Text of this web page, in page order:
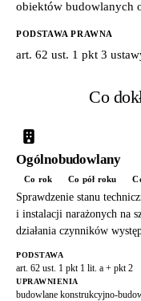
obiektów budowlanych
PODSTAWA PRAWNA
art. 62 ust. 1 pkt 3
Co
Ogólnobudowlany
Co rok Co pół roku
Sprawdzenie stanu
i instalacji narażonych na
działania czynników
PODSTAWA
art. 62 ust. 1 pkt 1 lit. a + pkt 2
UPRAWNIENIA
budowlane konstrukcyjno-